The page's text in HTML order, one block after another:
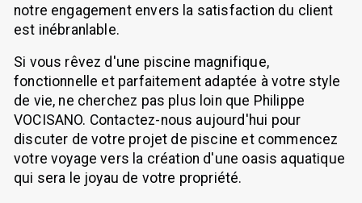
notre engagement envers la satisfaction du client
est inébranlable.
Si vous rêvez d'une piscine magnifique,
fonctionnelle et parfaitement adaptée à votre style
de vie, ne cherchez pas plus loin que Philippe
VOCISANO. Contactez-nous aujourd'hui pour
discuter de votre projet de piscine et commencez
votre voyage vers la création d'une oasis aquatique
qui sera le joyau de votre propriété.